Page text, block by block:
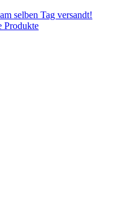
selben Tag versandt!
Produkte